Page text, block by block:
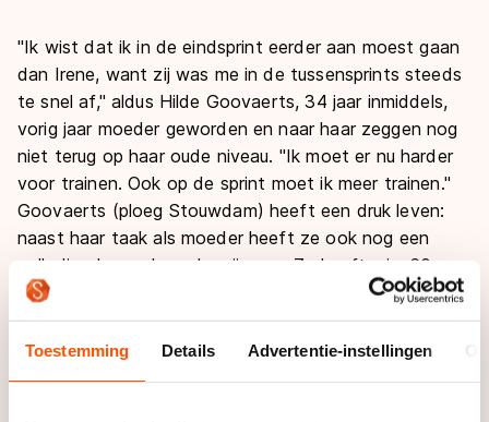
Toestemming Details Advertentie-instellingen
Deze zomer de weg op
Waar kan ik schaatsen en skaten?
Alles voor jou als schaatsfan
Evenementen
Tickets
Livestreams
Word schaatsfan!
Winacties
Olympische Spelen
Olympische Spelen
Medaille overzicht
Medaillespiegel
Olympische uitslagen
Van Jong tot Goud verhalen
"Ik wist dat ik in de eindsprint eerder aan moest gaan
dan Irene, want zij was me in de tussensprints steeds
te snel af," aldus Hilde Goovaerts, 34 jaar inmiddels,
vorig jaar moeder geworden en naar haar zeggen nog
niet terug op haar oude niveau. "Ik moet er nu harder
voor trainen. Ook op de sprint moet ik meer trainen."
Goovaerts (ploeg Stouwdam) heeft een druk leven:
naast haar taak als moeder heeft ze ook nog een
volledige baan als onderwijzeres. Ze heeft ruim 60
Inline-skate overwinningen op haar naam staan en was
in 1995 al wereldkampioene op de halve marathon. "Ik
moet keuzes maken welke wedstrijden ik zal rijden,"